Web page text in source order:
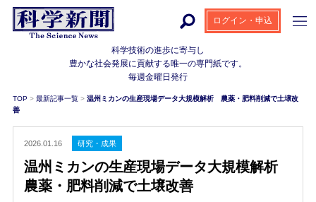
科学技術の進歩に寄与し
豊かな社会発展に貢献する唯一の専門紙です。
毎週金曜日発行
ログイン・申込
TOP > 最新記事一覧 > 温州ミカンの生産現場データ大規模解析 農薬・肥料削減で土壌改
善
2026.01.16 研究・成果
温州ミカンの生産現場データ大規模解析
農薬・肥料削減で土壌改善